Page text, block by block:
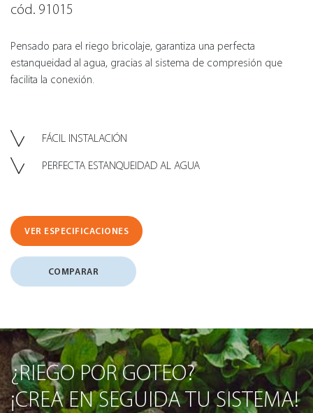
cód. 91015
Pensado para el riego bricolaje, garantiza una perfecta
estanqueidad al agua, gracias al sistema de compresión que
facilita la conexión.
FÁCIL INSTALACIÓN
PERFECTA ESTANQUEIDAD AL AGUA
VER ESPECIFICACIONES
COMPARAR
¿RIEGO POR GOTEO?
¡CREA EN SEGUIDA TU SISTEMA!